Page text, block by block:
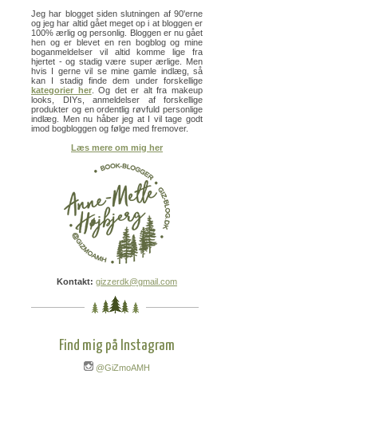
Jeg har blogget siden slutningen af 90'erne
og jeg har altid gået meget op i at bloggen er
100% ærlig og personlig. Bloggen er nu gået
hen og er blevet en ren bogblog og mine
boganmeldelser vil altid komme lige fra
hjertet - og stadig være super ærlige. Men
hvis I gerne vil se mine gamle indlæg, så
kan I stadig finde dem under forskellige
kategorier her. Og det er alt fra makeup
looks, DIYs, anmeldelser af forskellige
produkter og en ordentlig røvfuld personlige
indlæg. Men nu håber jeg at I vil tage godt
imod bogbloggen og følge med fremover.
Læs mere om mig her
Kontakt: gizzerdk@gmail.com
Find mig på Instagram
@GiZmoAMH